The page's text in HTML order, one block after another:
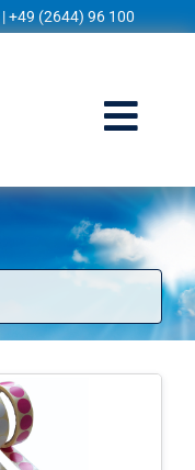
| +49 (2644) 96 100